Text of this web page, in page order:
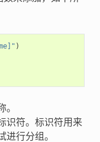
)
。
识符。标识符用来
进行分组。